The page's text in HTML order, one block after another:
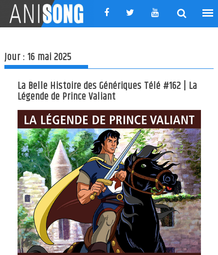
content
Jour :16 mai 2025
La Belle Histoire des Génériques Télé #162 | La
Légende de Prince Valiant